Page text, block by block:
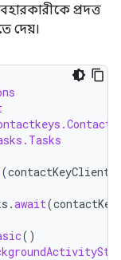
প্রদত্ত
দেয়।
(contactKeyClient
.await(
()